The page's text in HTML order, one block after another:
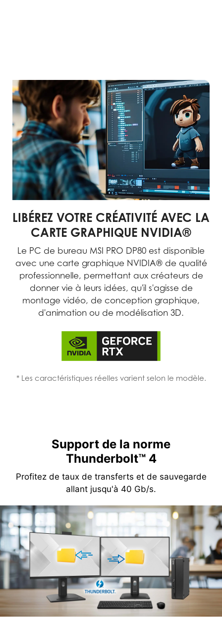
LIBÉREZ VOTRE CRÉATIVITÉ AVEC LA
CARTE GRAPHIQUE NVIDIA®
Le PC de bureau MSI PRO DP80 est disponible
avec une carte graphique NVIDIA® de qualité
professionnelle, permettant aux créateurs de
donner vie à leurs idées, qu'il s'agisse de
montage vidéo, de conception graphique,
d'animation ou de modélisation 3D.
* Les caractéristiques réelles varient selon le modèle.
Support de la norme
Thunderbolt™ 4
Profitez de taux de transferts et de sauvegarde
allant jusqu'à 40 Gb/s.